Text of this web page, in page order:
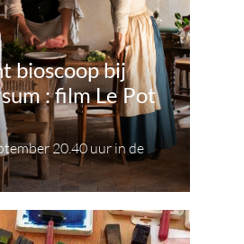
bioscoop bij
: film Le Pot
20.40 uur in de